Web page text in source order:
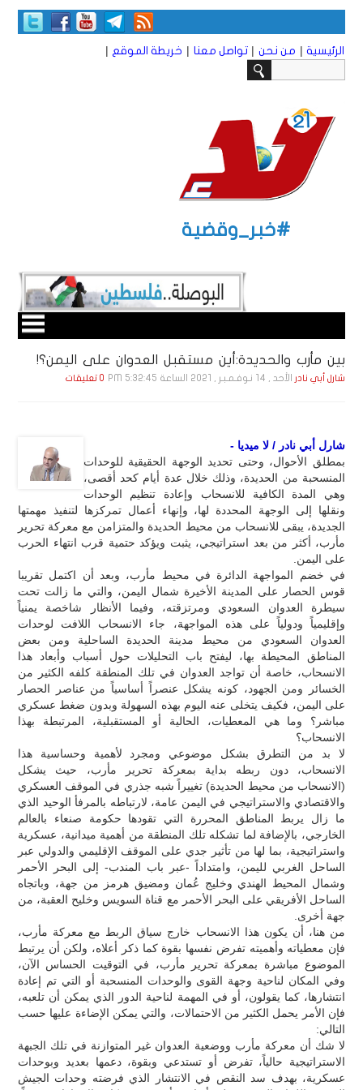
الرئيسية | من نحن | تواصل معنا | خريطة الموقع |
#خبر_وقضية
بين مأرب والحديدة:أين مستقبل العدوان على اليمن؟!
شارل أبي نادر الأحد , 14 نـوفـمـبـر , 2021 الساعة 5:32:45 PM 0 تعليقات
شارل أبي نادر / لا ميديا -
بمطلق الأحوال، وحتى تحديد الوجهة الحقيقية للوحدات
المنسحبة من الحديدة، وذلك خلال عدة أيام كحد أقصى،
وهي المدة الكافية للانسحاب وإعادة تنظيم الوحدات
ونقلها إلى الوجهة المحددة لها، وإنهاء أعمال تمركزها لتنفيذ مهمتها
الجديدة، يبقى للانسحاب من محيط الحديدة والمتزامن مع معركة تحرير
مأرب، أكثر من بعد استراتيجي، يثبت ويؤكد حتمية قرب انتهاء الحرب
على اليمن.
في خضم المواجهة الدائرة في محيط مأرب، وبعد أن اكتمل تقريبا
قوس الحصار على المدينة الأخيرة شمال اليمن، والتي ما زالت تحت
سيطرة العدوان السعودي ومرتزقته، وفيما الأنظار شاخصة يمنياً
وإقليمياً ودولياً على هذه المواجهة، جاء الانسحاب اللافت لوحدات
العدوان السعودي من محيط مدينة الحديدة الساحلية ومن بعض
المناطق المحيطة بها، ليفتح باب التحليلات حول أسباب وأبعاد هذا
الانسحاب، خاصة أن تواجد العدوان في تلك المنطقة كلفه الكثير من
الخسائر ومن الجهود، كونه يشكل عنصراً أساسياً من عناصر الحصار
على اليمن، فكيف يتخلى عنه اليوم بهذه السهولة وبدون ضغط عسكري
مباشر؟ وما هي المعطيات، الحالية أو المستقبلية، المرتبطة بهذا
الانسحاب؟
لا بد من التطرق بشكل موضوعي ومجرد لأهمية وحساسية هذا
الانسحاب، دون ربطه بداية بمعركة تحرير مأرب، حيث يشكل
(الانسحاب من محيط الحديدة) تغييراً شبه جذري في الموقف العسكري
والاقتصادي والاستراتيجي في اليمن عامة، لارتباطه بالمرفأ الوحيد الذي
ما زال يربط المناطق المحررة التي تقودها حكومة صنعاء بالعالم
الخارجي، بالإضافة لما تشكله تلك المنطقة من أهمية ميدانية، عسكرية
واستراتيجية، بما لها من تأثير جدي على الموقف الإقليمي والدولي عبر
الساحل الغربي لليمن، وامتداداً -عبر باب المندب- إلى البحر الأحمر
وشمال المحيط الهندي وخليج عُمان ومضيق هرمز من جهة، وباتجاه
الساحل الأفريقي على البحر الأحمر مع قناة السويس وخليح العقبة، من
جهة أخرى.
من هنا، أن يكون هذا الانسحاب خارج سياق الربط مع معركة مأرب،
فإن معطياته وأهميته تفرض نفسها بقوة كما ذكر أعلاه، ولكن أن يرتبط
الموضوع مباشرة بمعركة تحرير مأرب، في التوقيت الحساس الآن،
وفي المكان لناحية وجهة القوى والوحدات المنسحبة أو التي تم إعادة
انتشارها، كما يقولون، أو في المهمة لناحية الدور الذي يمكن أن تلعبه،
فإن الأمر يحمل الكثير من الاحتمالات، والتي يمكن الإضاءة عليها حسب
التالي:
لا شك أن معركة مأرب ووضعية العدوان غير المتوازنة في تلك الجبهة
الاستراتيجية حالياً، تفرض أو تستدعي وبقوة، دعمها بعديد وبوحدات
عسكرية، بهدف سد النقص في الانتشار الذي فرضته وحدات الجيش